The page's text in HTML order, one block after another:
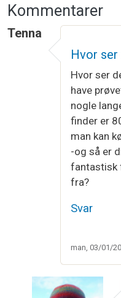
Kommentarer
Tenna
Hvor
Hvor ser
have
nogle
finder er
man kan
-og så er
fantastisk
fra?
Svar
man, 03/01/